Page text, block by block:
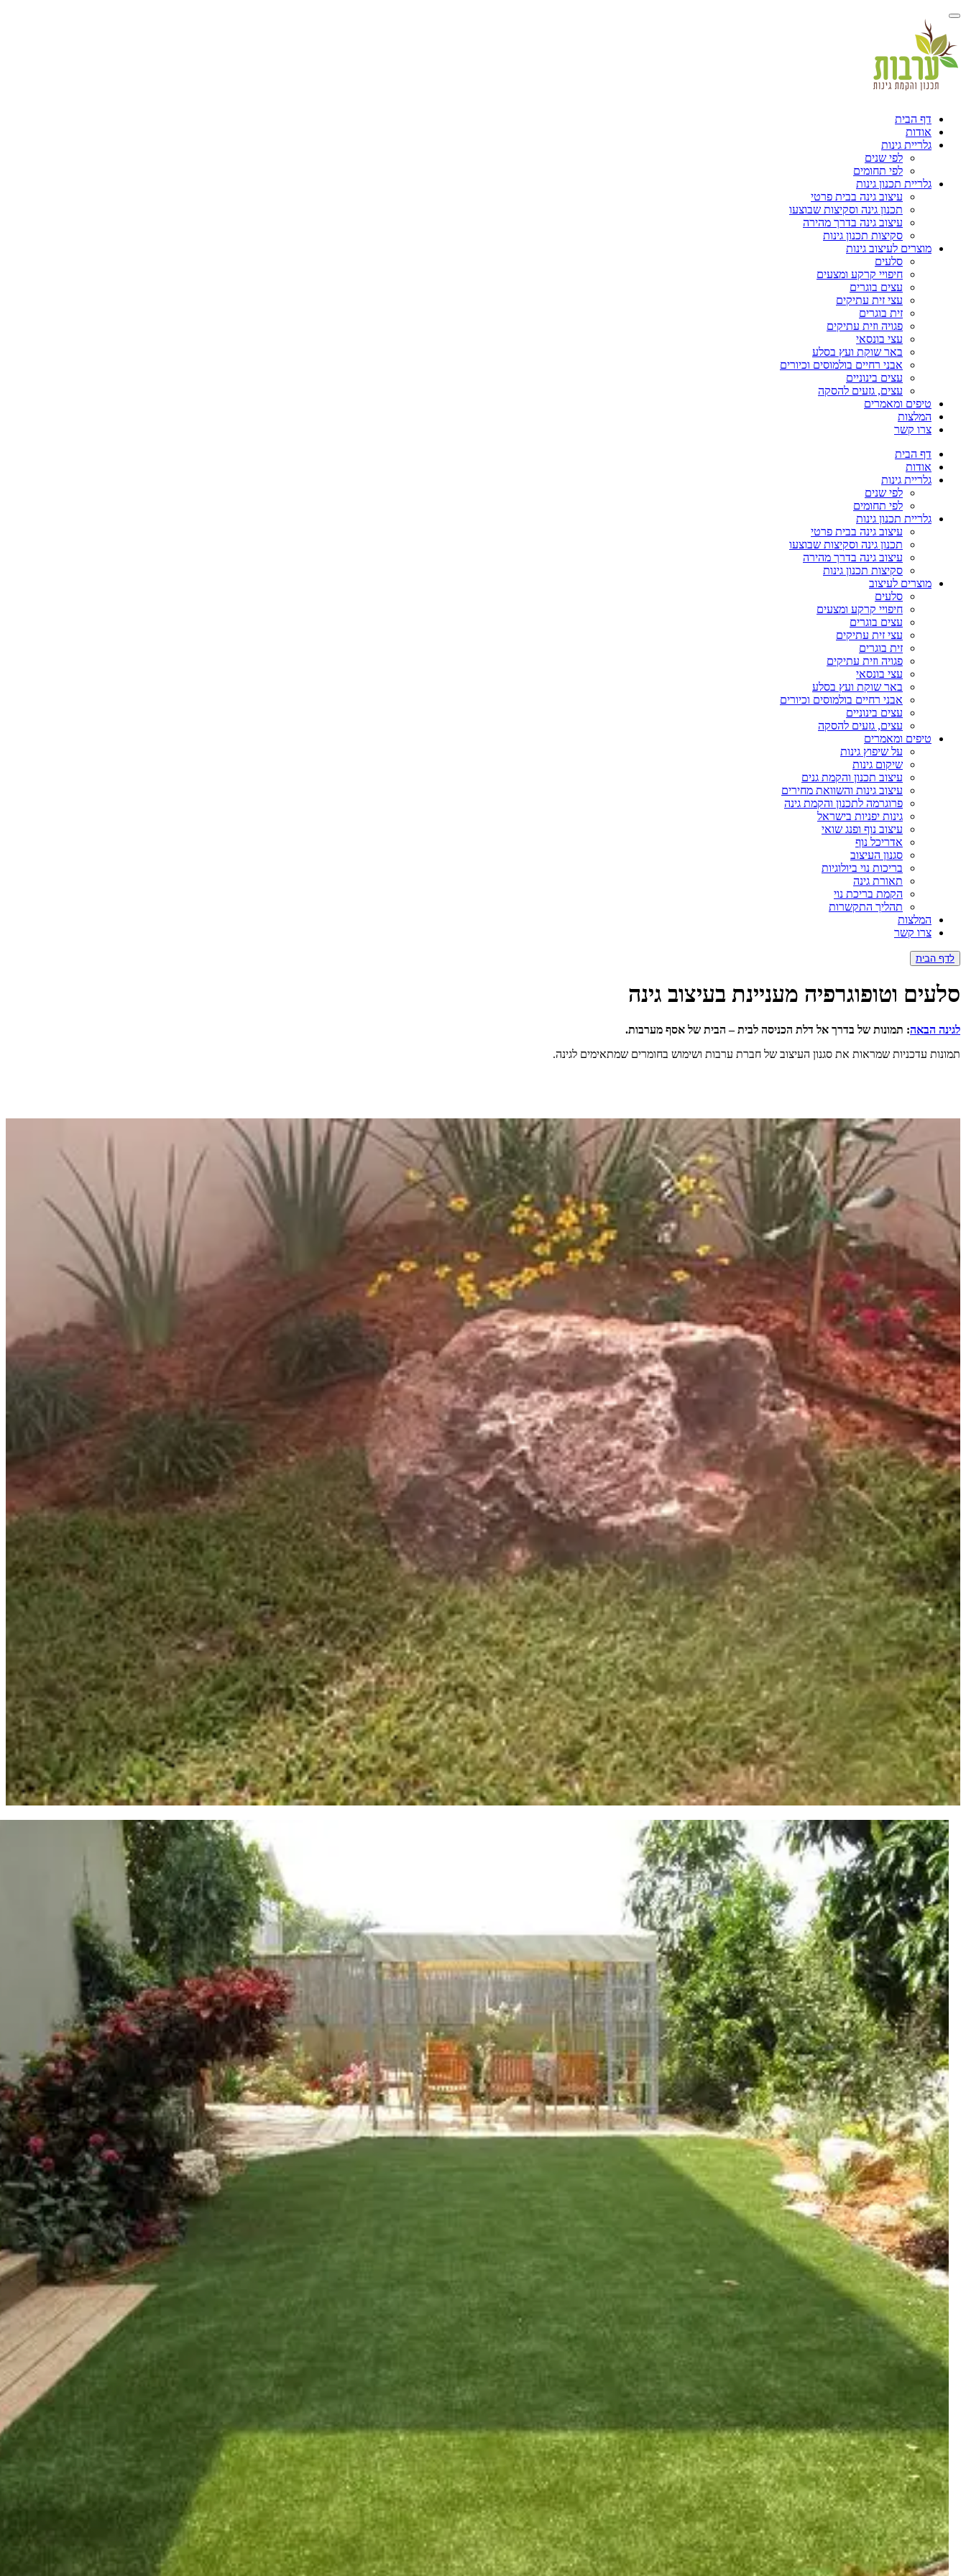
דף הבית
אודות
גלריית גינות
לפי שנים
לפי תחומים
גלריית תכנון גינות
עיצוב גינה בבית פרטי
תכנון גינה וסקיצות שבוצעו
עיצוב גינה בדרך מהירה
סקיצות תכנון גינות
מוצרים לעיצוב גינות
סלעים
חיפויי קרקע ומצעים
עצים בוגרים
עצי זית עתיקים
זית בוגרים
פגויה וזית עתיקים
עצי בונסאי
באר שוקת ועץ בסלע
אבני רחיים בולמוסים וכיורים
עצים בינוניים
עצים, גזעים להסקה
טיפים ומאמרים
המלצות
צרו קשר
דף הבית
אודות
גלריית גינות
לפי שנים
לפי תחומים
גלריית תכנון גינות
עיצוב גינה בבית פרטי
תכנון גינה וסקיצות שבוצעו
עיצוב גינה בדרך מהירה
סקיצות תכנון גינות
מוצרים לעיצוב
סלעים
חיפויי קרקע ומצעים
עצים בוגרים
עצי זית עתיקים
זית בוגרים
פגויה וזית עתיקים
עצי בונסאי
באר שוקת ועץ בסלע
אבני רחיים בולמוסים וכיורים
עצים בינוניים
עצים, גזעים להסקה
טיפים ומאמרים
על שיפוץ גינות
שיקום גינות
עיצוב תכנון והקמת גנים
עיצוב גינות והשוואת מחירים
פרוגרמה לתכנון והקמת גינה
גינות יפניות בישראל
עיצוב נוף ופנג שואי
אדריכל נוף
סגנון העיצוב
בריכות נוי ביולוגיות
תאורת גינה
הקמת בריכת נוי
תהליך התקשרות
המלצות
צרו קשר
לדף הבית
סלעים וטופוגרפיה מעניינת בעיצוב גינה
לגינה הבאה: תמונות של בדרך אל דלת הכניסה לבית – הבית של אסף מערבות.
תמונות עדכניות שמראות את סגנון העיצוב של חברת ערבות ושימוש בחומרים שמתאימים לגינה.